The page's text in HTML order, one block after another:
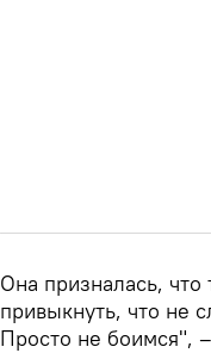
Она призналась, что
привыкнуть, что не
Просто не боимся",